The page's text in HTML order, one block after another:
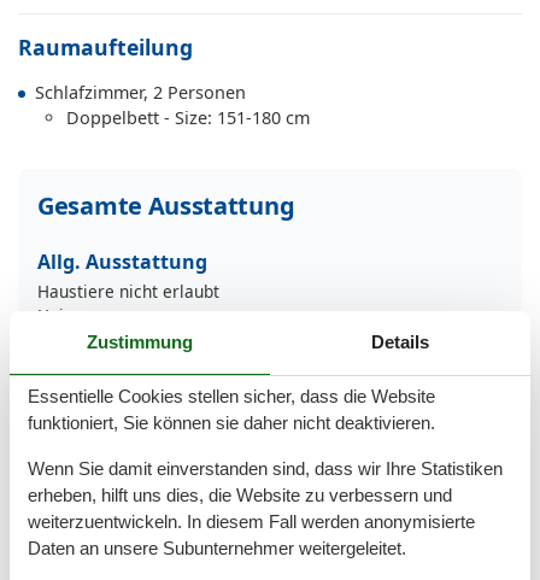
Raumaufteilung
Schlafzimmer, 2 Personen
Doppelbett - Size: 151-180 cm
Gesamte Ausstattung
Allg. Ausstattung
Haustiere nicht erlaubt
Heizung
Internet
WLAN
Wäschetrockner
Außen
Gartenstühle-/liegen
Terrasse/Veranda
Zustimmung Details
Essentielle Cookies stellen sicher, dass die Website
funktioniert, Sie können sie daher nicht deaktivieren.
Wenn Sie damit einverstanden sind, dass wir Ihre Statistiken
erheben, hilft uns dies, die Website zu verbessern und
weiterzuentwickeln. In diesem Fall werden anonymisierte
Daten an unsere Subunternehmer weitergeleitet.